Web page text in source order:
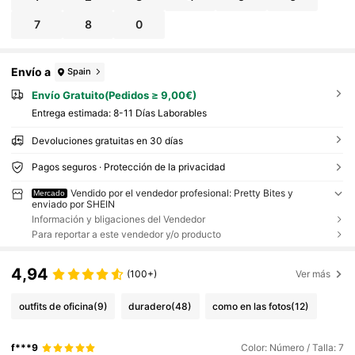
7 8 0
Envío a Spain
Envío Gratuito(Pedidos ≥ 9,00€)
Entrega estimada: 8-11 Días Laborables
Devoluciones gratuitas en 30 días
Pagos seguros · Protección de la privacidad
Mercado
Vendido por el vendedor profesional: Pretty Bites y
enviado por SHEIN
Información y bligaciones del Vendedor
Para reportar a este vendedor y/o producto
4,94 (100+) Ver más
outfits de oficina(9) duradero(48) como en las fotos(12)
f***9 Color: Número / Talla: 7